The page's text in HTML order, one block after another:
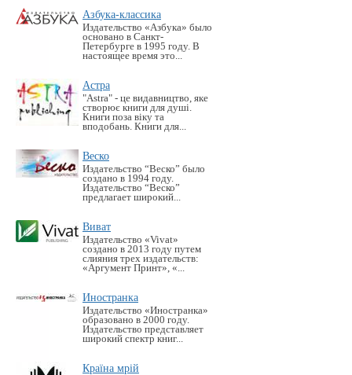
Азбука-классика
Издательство «Азбука» было
основано в Санкт-
Петербурге в 1995 году. В
настоящее время это...
Астра
"Astra" - це видавництво, яке
створює книги для душі.
Книги поза віку та
вподобань. Книги для...
Веско
Издательство “Веско” было
создано в 1994 году.
Издательство “Веско”
предлагает широкий...
Виват
Издательство «Vivat»
создано в 2013 году путем
слияния трех издательств:
«Аргумент Принт», «...
Иностранка
Издательство «Иностранка»
образовано в 2000 году.
Издательство представляет
широкий спектр книг...
Країна мрій